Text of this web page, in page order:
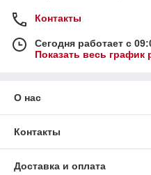
Контакты
Сегодня работает с
Показать весь график
О нас
Контакты
Доставка и оплата